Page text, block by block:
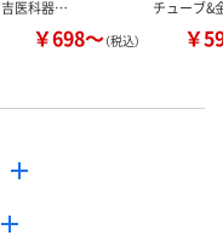
吉医科器…
￥698～（税込）
チューブ&
￥